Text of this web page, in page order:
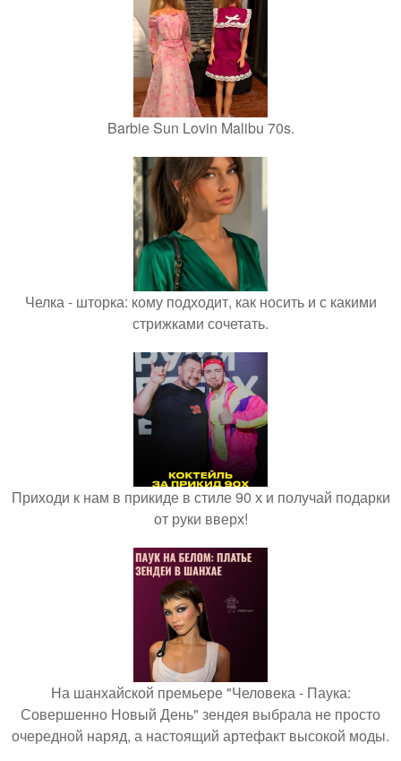
Barbie Sun Lovin Malibu 70s.
Челка - шторка: кому подходит, как носить и с какими
стрижками сочетать.
Приходи к нам в прикиде в стиле 90 х и получай подарки
от руки вверх!
На шанхайской премьере "Человека - Паука:
Совершенно Новый День" зендея выбрала не просто
очередной наряд, а настоящий артефакт высокой моды.